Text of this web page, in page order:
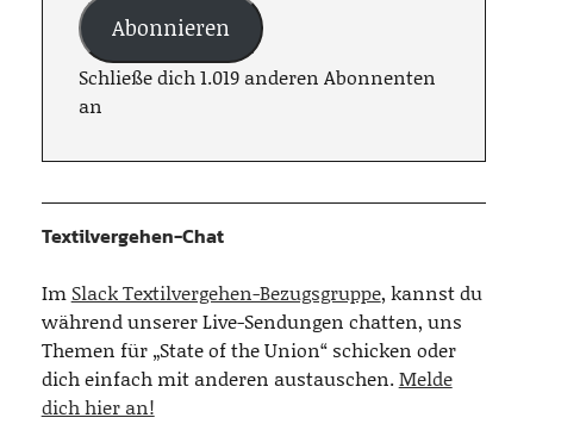
Abonnieren
Schließe dich 1.019 anderen Abonnenten
an
Textilvergehen-Chat
Im Slack Textilvergehen-Bezugsgruppe, kannst du
während unserer Live-Sendungen chatten, uns
Themen für „State of the Union“ schicken oder
dich einfach mit anderen austauschen.Melde
dich hier an!